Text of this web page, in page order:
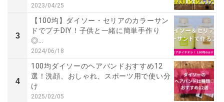
2023/04/25
3
【100均】ダイソー・セリアのカラーサン
ドでプチDIY！子供と一緒に簡単手作り
◎...
2024/06/18
4
100均ダイソーのヘアバンドおすすめ12
選！洗顔、おしゃれ、スポーツ用で使い分
け
2025/02/05